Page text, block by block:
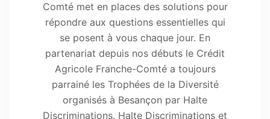
Comté met en places des solutions pour
répondre aux questions essentielles qui
se posent à vous chaque jour. En
partenariat depuis nos débuts le Crédit
Agricole Franche-Comté a toujours
parrainé les Trophées de la Diversité
organisés à Besançon par Halte
Discriminations. Halte Discriminations et